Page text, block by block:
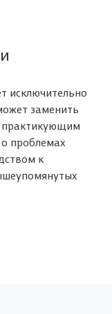
исключительно
заменить
практикующим
проблемах
к